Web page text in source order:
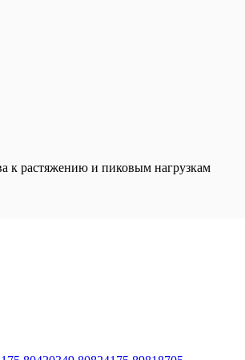
к растяжению и пиковым нагрузкам